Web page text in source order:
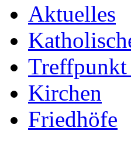
Aktuelles
Treffpunkt
Kirchen
Friedhöfe